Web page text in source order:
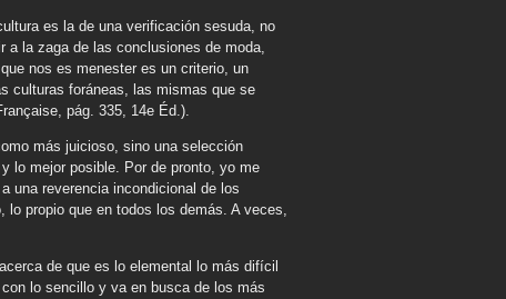
es la de una verificación sesuda, no
a la zaga de las conclusiones de moda,
nos es menester es un criterio, un
culturas foráneas, las mismas que se
pág. 335, 14e Éd.).
más juicioso, sino una selección
lo mejor posible. Por de pronto, yo me
una reverencia incondicional de los
propio que en todos los demás. A veces,
de que es lo elemental lo más difícil
lo sencillo y va en busca de los más